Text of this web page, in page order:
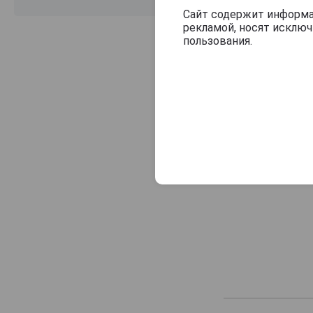
Сайт содержит
рекламой, носят
пользования.